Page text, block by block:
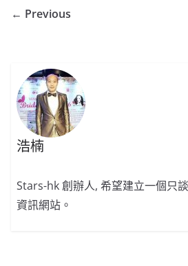
← Previous
浩楠
Stars-hk 創辦人, 希望建立一個只
資訊網站。